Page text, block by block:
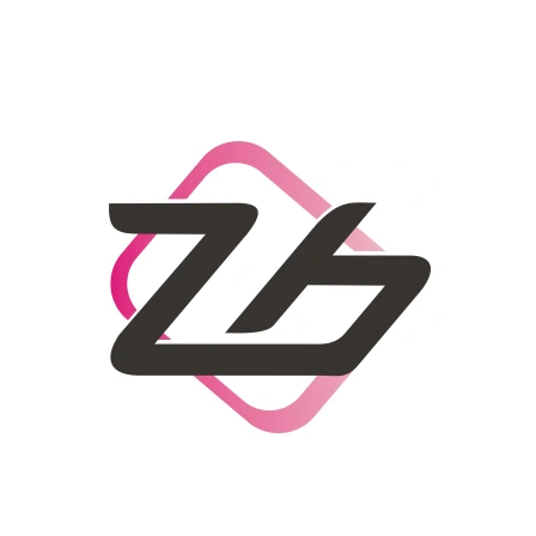
HLEDAT
DOPORUČUJEME